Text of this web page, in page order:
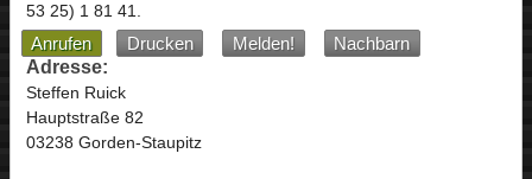
53 25) 1 81 41.
Anrufen Drucken Melden!
Nachbarn
Adresse:
Steffen Ruick
Hauptstraße 82
03238 Gorden-Staupitz